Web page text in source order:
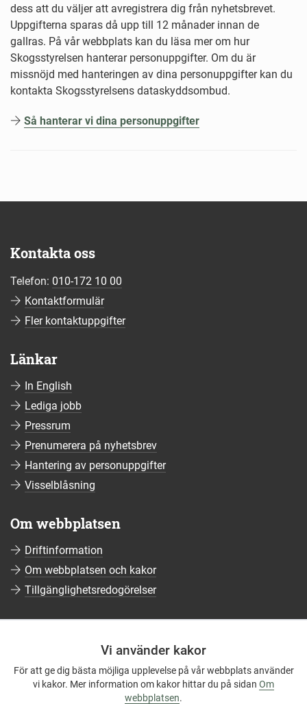
Vi använder kakor
För att ge dig bästa möjliga upplevelse på vår webbplats använder
vi kakor. Mer information om kakor hittar du på sidan Om
webbplatsen.
dess att du väljer att avregistrera dig från nyhetsbrevet.
Uppgifterna sparas då upp till 12 månader innan de
gallras. På vår webbplats kan du läsa mer om hur
Skogsstyrelsen hanterar personuppgifter. Om du är
missnöjd med hanteringen av dina personuppgifter kan du
kontakta Skogsstyrelsens dataskyddsombud.
Så hanterar vi dina personuppgifter
Kontakta oss
Telefon: 010-172 10 00
Kontaktformulär
Fler kontaktuppgifter
Länkar
In English
Lediga jobb
Pressrum
Prenumerera på nyhetsbrev
Hantering av personuppgifter
Visselblåsning
Om webbplatsen
Driftinformation
Om webbplatsen och kakor
Tillgänglighetsredogörelser
Följ oss på Facebook
Följ oss på Instagram